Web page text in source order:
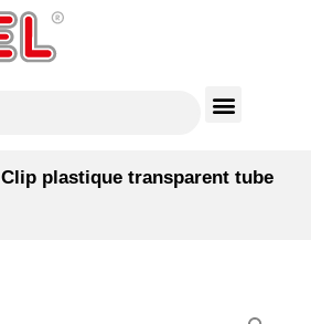
Clip plastique transparent tube